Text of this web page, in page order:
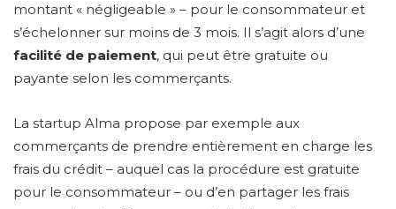
montant « négligeable » – pour le consommateur et
s’échelonner sur moins de 3 mois. Il s’agit alors d’une
facilité de paiement, qui peut être gratuite ou
payante selon les commerçants.
La startup Alma propose par exemple aux
commerçants de prendre entièrement en charge les
frais du crédit – auquel cas la procédure est gratuite
pour le consommateur – ou d’en partager les frais